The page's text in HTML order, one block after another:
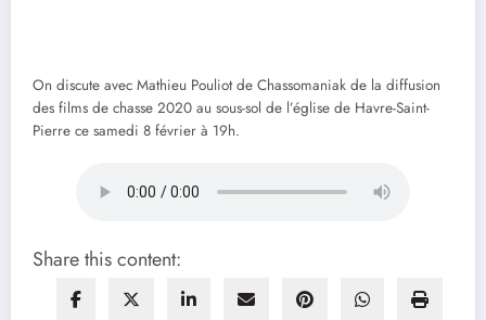
On discute avec Mathieu Pouliot de Chassomaniak de la diffusion
des films de chasse 2020 au sous-sol de l’église de Havre-Saint-
Pierre ce samedi 8 février à 19h.
Share this content: